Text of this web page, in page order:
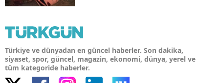
Türkiye ve dünyadan en güncel haberler. Son dakika,
siyaset, spor, güncel, magazin, ekonomi, dünya, yerel ve
tüm kategoride haberler.